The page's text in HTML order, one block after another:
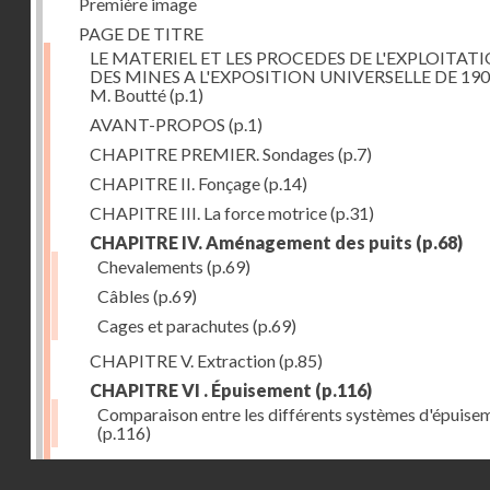
PAGE DE TITRE
LE MATERIEL ET LES PROCEDES DE
DES MINES A L'EXPOSITION UNIVERSELLE DE
M. Boutté(p.1)
AVANT-PROPOS (p.1)
CHAPITRE PREMIER. Sondages (p.7)
CHAPITRE II. Fonçage(p.14)
CHAPITRE III. La force motrice(p.31)
CHAPITRE IV. Aménagement des puits (p.68)
Chevalements (p.69)
Câbles (p.69)
Cages et parachutes (p.69)
CHAPITRE V. Extraction(p.85)
CHAPITRE VI . Épuisement (p.116)
Comparaison entre les différents systèmes
(p.116)